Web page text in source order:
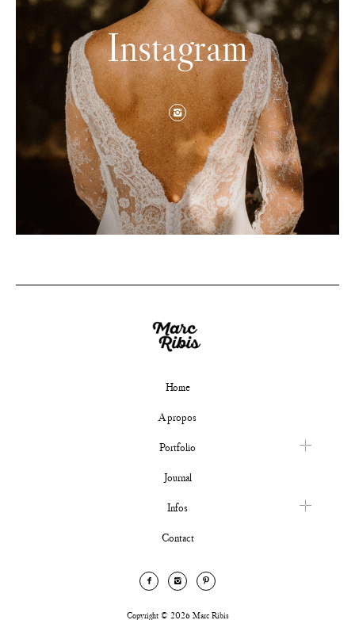
Instagram
Home
A propos
Portfolio
Journal
Infos
Contact
Copyright © 2026 Marc Ribis